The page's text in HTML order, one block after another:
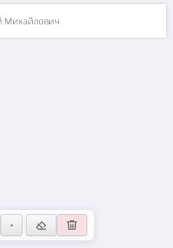
Михайлович